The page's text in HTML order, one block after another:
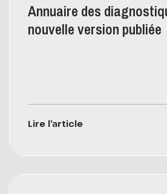
Annuaire des
nouvelle version publiée
Lire l’article